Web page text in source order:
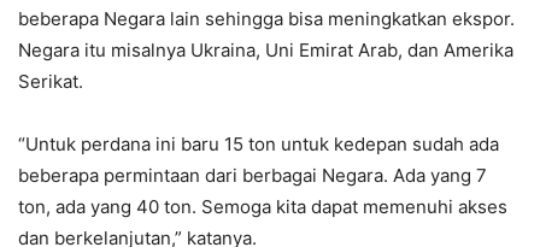
beberapa Negara lain sehingga bisa meningkatkan ekspor.
Negara itu misalnya Ukraina, Uni Emirat Arab, dan Amerika
Serikat.
“Untuk perdana ini baru 15 ton untuk kedepan sudah ada
beberapa permintaan dari berbagai Negara. Ada yang 7
ton, ada yang 40 ton. Semoga kita dapat memenuhi akses
dan berkelanjutan,” katanya.